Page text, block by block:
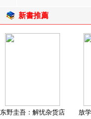
新書推薦
东野圭吾：解忧杂货店 放